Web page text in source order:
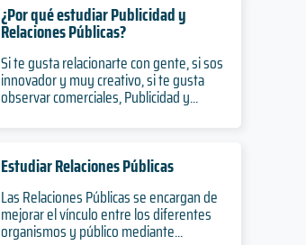
¿Por qué estudiar Publicidad y
Relaciones Públicas?
Si te gusta relacionarte con gente, si sos
innovador y muy creativo, si te gusta
observar comerciales, Publicidad y...
Estudiar Relaciones Públicas
Las Relaciones Públicas se encargan de
mejorar el vínculo entre los diferentes
organismos y público mediante...